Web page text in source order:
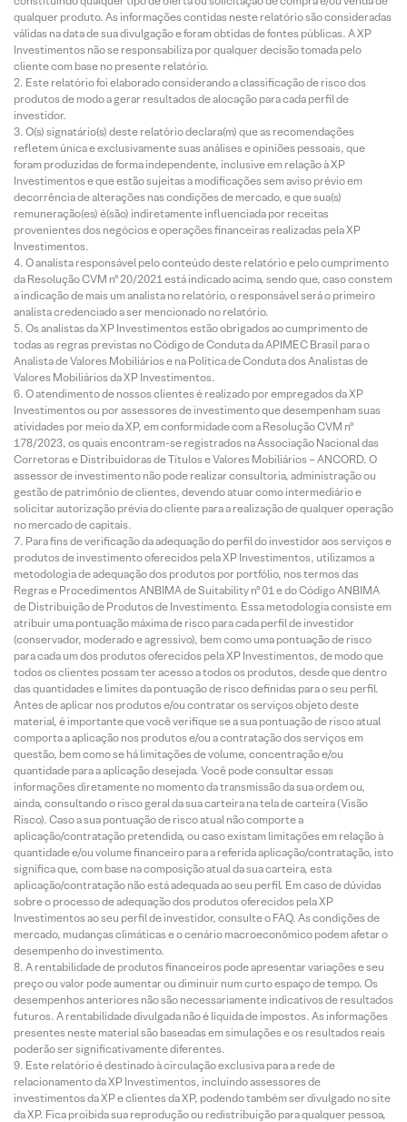
qualquer produto. As informações contidas neste relatório são consideradas
válidas na data de sua divulgação e foram obtidas de fontes públicas. A XP
Investimentos não se responsabiliza por qualquer decisão tomada pelo
cliente com base no presente relatório.
Este relatório foi elaborado considerando a classificação de risco dos
produtos de modo a gerar resultados de alocação para cada perfil de
investidor.
O(s) signatário(s) deste relatório declara(m) que as recomendações
refletem única e exclusivamente suas análises e opiniões pessoais, que
foram produzidas de forma independente, inclusive em relação à XP
Investimentos e que estão sujeitas a modificações sem aviso prévio em
decorrência de alterações nas condições de mercado, e que sua(s)
remuneração(es) é(são) indiretamente influenciada por receitas
provenientes dos negócios e operações financeiras realizadas pela XP
Investimentos.
O analista responsável pelo conteúdo deste relatório e pelo cumprimento
da Resolução CVM nº 20/2021 está indicado acima, sendo que, caso constem
a indicação de mais um analista no relatório, o responsável será o primeiro
analista credenciado a ser mencionado no relatório.
Os analistas da XP Investimentos estão obrigados ao cumprimento de
todas as regras previstas no Código de Conduta da APIMEC Brasil para o
Analista de Valores Mobiliários e na Política de Conduta dos Analistas de
Valores Mobiliários da XP Investimentos.
O atendimento de nossos clientes é realizado por empregados da XP
Investimentos ou por assessores de investimento que desempenham suas
atividades por meio da XP, em conformidade com a Resolução CVM nº
178/2023, os quais encontram-se registrados na Associação Nacional das
Corretoras e Distribuidoras de Títulos e Valores Mobiliários – ANCORD. O
assessor de investimento não pode realizar consultoria, administração ou
gestão de patrimônio de clientes, devendo atuar como intermediário e
solicitar autorização prévia do cliente para a realização de qualquer operação
no mercado de capitais.
Para fins de verificação da adequação do perfil do investidor aos serviços e
produtos de investimento oferecidos pela XP Investimentos, utilizamos a
metodologia de adequação dos produtos por portfólio, nos termos das
Regras e Procedimentos ANBIMA de Suitability nº 01 e do Código ANBIMA
de Distribuição de Produtos de Investimento. Essa metodologia consiste em
atribuir uma pontuação máxima de risco para cada perfil de investidor
(conservador, moderado e agressivo), bem como uma pontuação de risco
para cada um dos produtos oferecidos pela XP Investimentos, de modo que
todos os clientes possam ter acesso a todos os produtos, desde que dentro
das quantidades e limites da pontuação de risco definidas para o seu perfil.
Antes de aplicar nos produtos e/ou contratar os serviços objeto deste
material, é importante que você verifique se a sua pontuação de risco atual
comporta a aplicação nos produtos e/ou a contratação dos serviços em
questão, bem como se há limitações de volume, concentração e/ou
quantidade para a aplicação desejada. Você pode consultar essas
informações diretamente no momento da transmissão da sua ordem ou,
ainda, consultando o risco geral da sua carteira na tela de carteira (Visão
Risco). Caso a sua pontuação de risco atual não comporte a
aplicação/contratação pretendida, ou caso existam limitações em relação à
quantidade e/ou volume financeiro para a referida aplicação/contratação, isto
significa que, com base na composição atual da sua carteira, esta
aplicação/contratação não está adequada ao seu perfil. Em caso de dúvidas
sobre o processo de adequação dos produtos oferecidos pela XP
Investimentos ao seu perfil de investidor, consulte o FAQ. As condições de
mercado, mudanças climáticas e o cenário macroeconômico podem afetar o
desempenho do investimento.
A rentabilidade de produtos financeiros pode apresentar variações e seu
preço ou valor pode aumentar ou diminuir num curto espaço de tempo. Os
desempenhos anteriores não são necessariamente indicativos de resultados
futuros. A rentabilidade divulgada não é líquida de impostos. As informações
presentes neste material são baseadas em simulações e os resultados reais
poderão ser significativamente diferentes.
Este relatório é destinado à circulação exclusiva para a rede de
relacionamento da XP Investimentos, incluindo assessores de
investimentos da XP e clientes da XP, podendo também ser divulgado no site
da XP. Fica proibida sua reprodução ou redistribuição para qualquer pessoa,